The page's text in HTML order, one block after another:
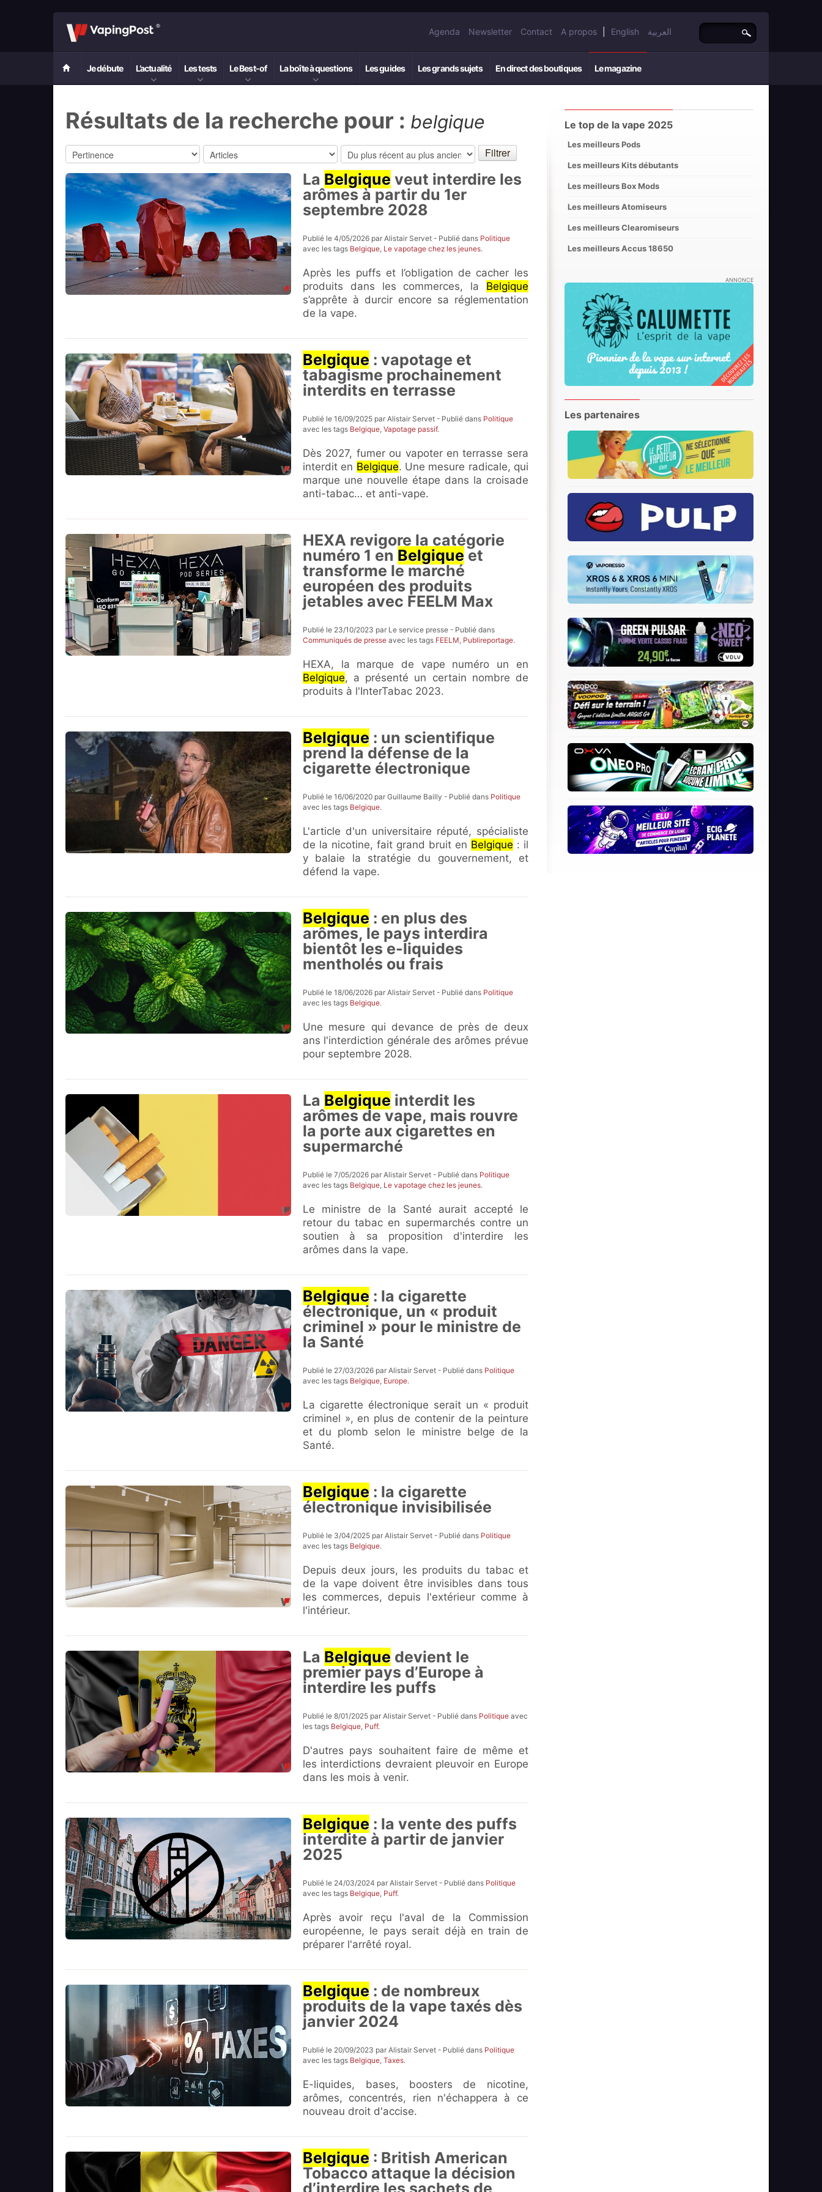
Agenda Newsletter Contact A propos English العربية
Je débute L’actualité Les tests Le Best-of La boîte à questions Les guides Les grands sujets En direct des boutiques Le magazine
Résultats de la recherche pour : belgique
La Belgique veut interdire les
arômes à partir du 1er
septembre 2028
Publié le 4/05/2026 par Alistair Servet - Publié dans Politique
avec les tags Belgique, Le vapotage chez les jeunes.
Après les puffs et l’obligation de cacher les
produits dans les commerces, la Belgique
s’apprête à durcir encore sa réglementation
de la vape.
Belgique : vapotage et
tabagisme prochainement
interdits en terrasse
Publié le 16/09/2025 par Alistair Servet - Publié dans Politique
avec les tags Belgique,Vapotage passif.
Dès 2027, fumer ou vapoter en terrasse sera
interdit en Belgique. Une mesure radicale, qui
marque une nouvelle étape dans la croisade
anti-tabac… et anti-vape.
HEXA revigore la catégorie
numéro 1 en Belgique et
transforme le marché
européen des produits
jetables avec FEELM Max
Publié le 23/10/2023 par Le service presse - Publié dans
Communiqués de presse avec les tags FEELM, Publireportage.
HEXA, la marque de vape numéro un en
Belgique, a présenté un certain nombre de
produits à l'InterTabac 2023.
Belgique : un scientifique
prend la défense de la
cigarette électronique
Publié le 16/06/2020 par Guillaume Bailly - Publié dans Politique
avec les tags Belgique.
L'article d'un universitaire réputé, spécialiste
de la nicotine, fait grand bruit en Belgique : il
y balaie la stratégie du gouvernement, et
défend la vape.
Belgique : en plus des
arômes, le pays interdira
bientôt les e-liquides
mentholés ou frais
Publié le 18/06/2026 par Alistair Servet - Publié dans Politique
avec les tags Belgique.
Une mesure qui devance de près de deux
ans l'interdiction générale des arômes prévue
pour septembre 2028.
La Belgique interdit les
arômes de vape, mais rouvre
la porte aux cigarettes en
supermarché
Publié le 7/05/2026 par Alistair Servet - Publié dans Politique
avec les tags Belgique, Le vapotage chez les jeunes.
Le ministre de la Santé aurait accepté le
retour du tabac en supermarchés contre un
soutien à sa proposition d'interdire les
arômes dans la vape.
Belgique : la cigarette
électronique, un « produit
criminel » pour le ministre de
la Santé
Publié le 27/03/2026 par Alistair Servet - Publié dans Politique
avec les tags Belgique, Europe.
La cigarette électronique serait un « produit
criminel », en plus de contenir de la peinture
et du plomb selon le ministre belge de la
Santé.
Belgique : la cigarette
électronique invisibilisée
Publié le 3/04/2025 par Alistair Servet - Publié dans Politique
avec les tags Belgique.
Depuis deux jours, les produits du tabac et
de la vape doivent être invisibles dans tous
les commerces, depuis l'extérieur comme à
l'intérieur.
La Belgique devient le
premier pays d’Europe à
interdire les puffs
Publié le 8/01/2025 par Alistair Servet - Publié dans Politique avec
les tags Belgique, Puff.
D'autres pays souhaitent faire de même et
les interdictions devraient pleuvoir en Europe
dans les mois à venir.
Belgique : la vente des puffs
interdite à partir de janvier
2025
Publié le 24/03/2024 par Alistair Servet - Publié dans Politique
avec les tags Belgique, Puff.
Après avoir reçu l'aval de la Commission
européenne, le pays serait déjà en train de
préparer l'arrêté royal.
Belgique : de nombreux
produits de la vape taxés dès
janvier 2024
Publié le 20/09/2023 par Alistair Servet - Publié dans Politique
avec les tags Belgique,Taxes.
E-liquides, bases, boosters de nicotine,
arômes, concentrés, rien n'échappera à ce
nouveau droit d'accise.
Belgique : British American
Tobacco attaque la décision
d’interdire les sachets de
Le top de la vape 2025
Les meilleurs Pods
Les meilleurs Kits débutants
Les meilleurs Box Mods
Les meilleurs Atomiseurs
Les meilleurs Clearomiseurs
Les meilleurs Accus 18650
ANNONCE
Les partenaires